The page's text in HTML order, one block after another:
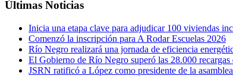
Últimas Noticias
Inicia una etapa clave para adjudicar 100 viviendas
Comenzó la inscripción para A Rodar Escuelas 2026
Río Negro realizará una jornada de eficiencia
El Gobierno de Río Negro superó las 28.000 recargas
JSRN ratificó a López como presidente de la